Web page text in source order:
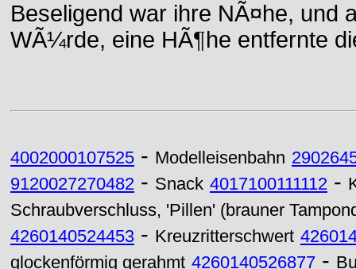
Beseligend war ihre NÃ¤he, und
WÃ¼rde, eine HÃ¶he entfernte
4002000107525 - Modelleisenbahn
9120027270482 - Snack 4017100111112 -
Schraubverschluss, 'Pillen' (brauner
4260140524453 - Kreuzritterschwert
glockenförmig gerahmt 4260140526877 -